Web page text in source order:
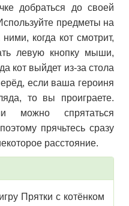
добраться до своей
предметы на
когда кот смотрит,
левую кнопку мыши,
кот выйдет из-за стола
если ваша героиня
то вы проиграете.
можно спрятаться
прячьтесь сразу
расстояние.
Прятки с котёнком